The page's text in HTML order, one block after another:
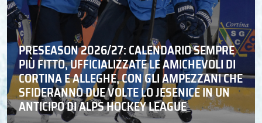
PRESEASON 2026/27: CALENDARIO SEMPRE
PIÙ FITTO, UFFICIALIZZATE LE AMICHEVOLI DI
CORTINA E ALLEGHE, CON GLI AMPEZZANI CHE
SFIDERANNO DUE VOLTE LO JESENICE IN UN
ANTICIPO DI ALPS HOCKEY LEAGUE